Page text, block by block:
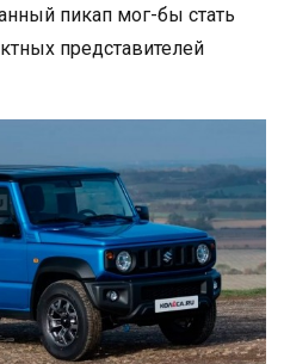
пикап мог-бы стать
представителей